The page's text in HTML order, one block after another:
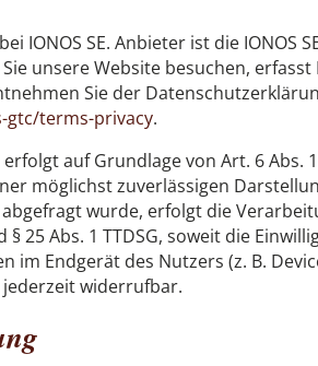
IONOS SE. Anbieter ist die IONOS
unsere Website besuchen,
Sie der
gtc/terms-privacy.
auf Grundlage von Art. 6 Abs.
möglichst zuverlässigen
wurde, erfolgt die
§ 25 Abs. 1 TTDSG, soweit die
im Endgerät des Nutzers (z. B.
widerrufbar.